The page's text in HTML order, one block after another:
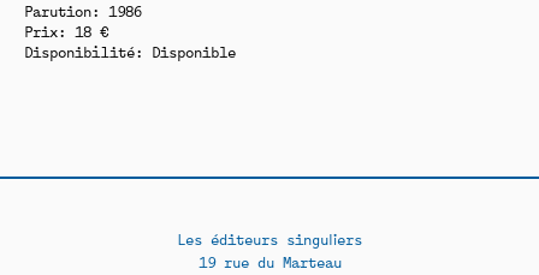
Parution: 1986
Prix: 18 €
Disponibilité:
Disponible
Les éditeurs singuliers
19 rue du Marteau